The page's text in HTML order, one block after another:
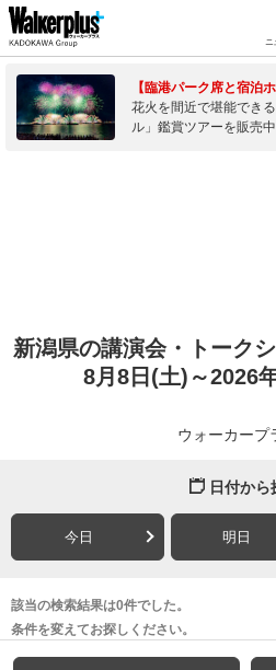
ニ
【臨港パーク席と宿泊
花火を間近で堪能でき
ル」鑑賞ツアーを販売中
新潟県の講演会・トーク
8月8日(土)～2026
ウォーカープ
日付から
今日 明日
該当の検索結果は0件でした。
条件を変えてお探しください。